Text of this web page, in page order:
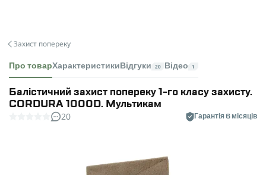
Захист попереку
Про товарХарактеристики Відгуки 20 Відео 1
Балістичний захист попереку 1-го класу захисту.
CORDURA 1000D. Мультикам
20 Гарантія 6 місяців